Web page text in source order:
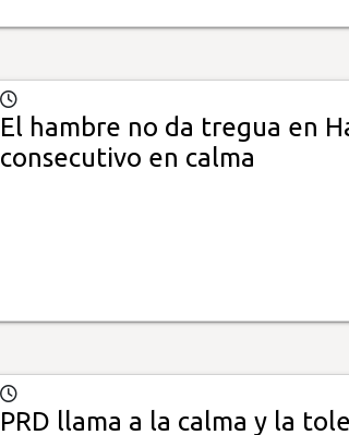
El hambre no da tregua en
consecutivo en calma
PRD llama a la calma y la